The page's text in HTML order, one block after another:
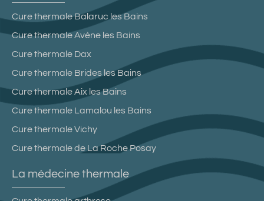
Cure thermale Balaruc les Bains
Cure thermale Avène les Bains
Cure thermale Dax
Cure thermale Brides les Bains
Cure thermale Aix les Bains
Cure thermale Lamalou les Bains
Cure thermale Vichy
Cure thermale de La Roche Posay
La médecine thermale